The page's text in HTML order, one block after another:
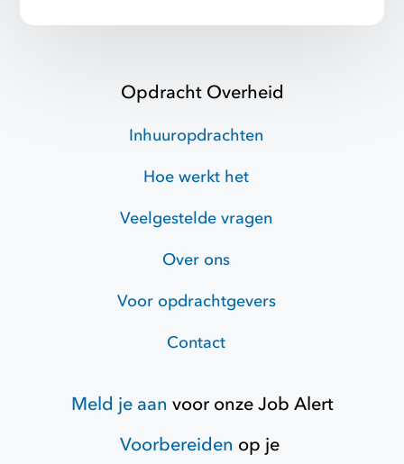
Opdracht Overheid
Inhuuropdrachten
Hoe werkt het
Veelgestelde vragen
Over ons
Voor opdrachtgevers
Contact
Meld je aan voor onzeJob Alert
Voorbereiden op je